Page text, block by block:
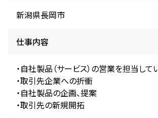
新潟県長岡市
仕事内容
・自社製品（サービス）の営業を担当して
・取引先企業への折衝
・自社製品の企画、提案
・取引先の新規開拓